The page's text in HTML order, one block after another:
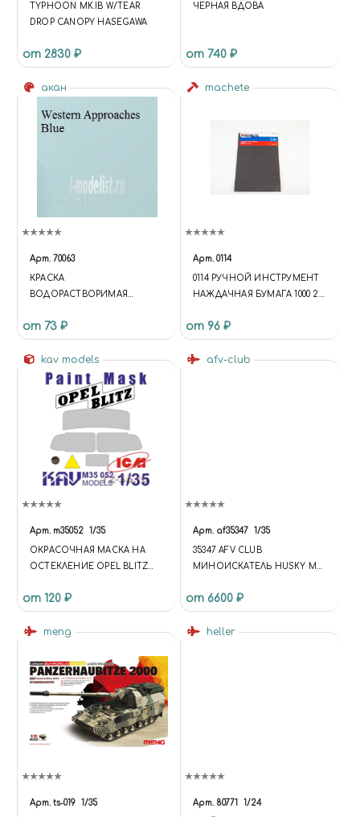
TYPHOON MK.IB W/TEAR
DROP CANOPY HASEGAWA
от 2830 ₽
ЧЕРНАЯ ВДОВА
от 740 ₽
акан
Арт. 70063
КРАСКА
ВОДОРАСТВОРИМАЯ
ОКРАСКА НАДВОДНЫХ
БОРТОВ КОРАБЛЕЙ ВМФ
АНГЛИИ С 1941 ГОДА
от 73 ₽
machete
Арт. 0114
0114 РУЧНОЙ ИНСТРУМЕНТ
НАЖДАЧНАЯ БУМАГА 1000 2
от 96 ₽
kav models
Арт. m35052 1/35
ОКРАСОЧНАЯ МАСКА НА
ОСТЕКЛЕНИЕ OPEL BLITZ
от 120 ₽
afv-club
Арт. af35347 1/35
35347 AFV CLUB
МИНОИСКАТЕЛЬ HUSKY MK
от 6600 ₽
meng
Арт. ts-019 1/35
heller
Арт. 80771 1/24